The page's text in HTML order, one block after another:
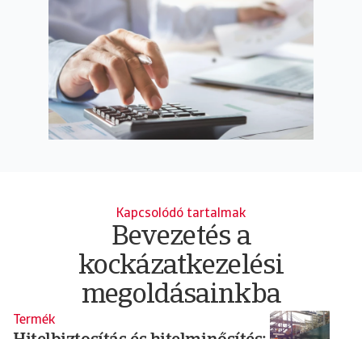
Kapcsolódó tartalmak
Bevezetés a
kockázatkezelési
megoldásainkba
Termék